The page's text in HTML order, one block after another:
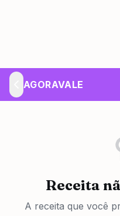
AGORAVALE
Receita
A receita que você